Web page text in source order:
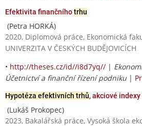
Efektivita finančníhotrhu
(Petra HORKÁ)
2020, Diplomová práce, Ekonomická
UNIVERZITA V ČESKÝCH BUDĚJOVICÍCH
• http://theses.cz/id//i8d7yq// |
Účetnictví a finanční řízení podniku |
Hypotéza efektivních trhů, akciové
(Lukáš Prokopec)
2023, Bakalářská práce, Vysoká škola